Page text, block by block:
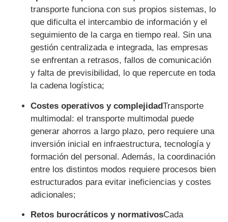
transporte funciona con sus propios sistemas, lo
que dificulta el intercambio de información y el
seguimiento de la carga en tiempo real. Sin una
gestión centralizada e integrada, las empresas
se enfrentan a retrasos, fallos de comunicación
y falta de previsibilidad, lo que repercute en toda
la cadena logística;
Costes operativos y complejidadTransporte
multimodal: el transporte multimodal puede
generar ahorros a largo plazo, pero requiere una
inversión inicial en infraestructura, tecnología y
formación del personal. Además, la coordinación
entre los distintos modos requiere procesos bien
estructurados para evitar ineficiencias y costes
adicionales;
Retos burocráticos y normativosCada